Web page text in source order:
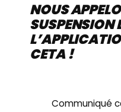
NOUS
SUSPENSION
CETA !
Communiqué